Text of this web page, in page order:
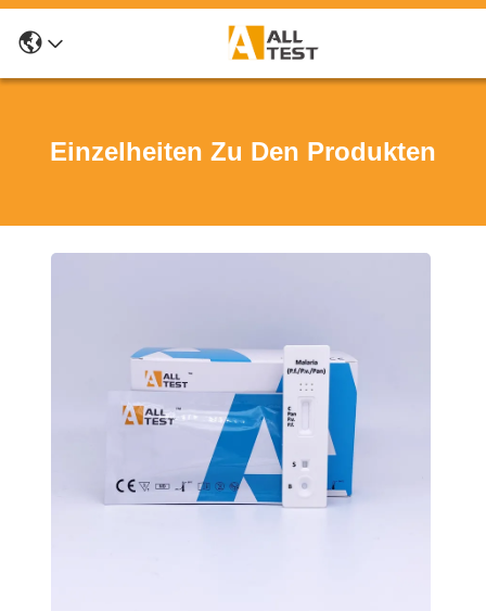
Einzelheiten Zu Den Produkten